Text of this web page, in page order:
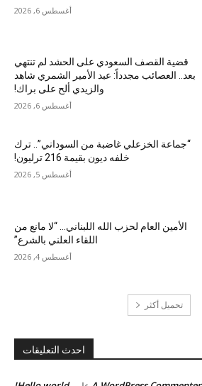
أغسطس 6, 2026
قضية القصف السعودي على الحشد لم تنتهي
بعد.. العصائب مجدداً: عبد الأمير الشمري شاهد
والزيدي ألح على براك!
أغسطس 6, 2026
“جماعة الخزعلي غاضبة من السوداني”.. ترك
خلفه ديون بقيمة 216 ترليون!
أغسطس 5, 2026
الأمين العام لحزب الله اللبناني… “لا مانع من
اللقاء العلني بالشرع”
أغسطس 4, 2026
تحميل أكثر
احدث التعليقات